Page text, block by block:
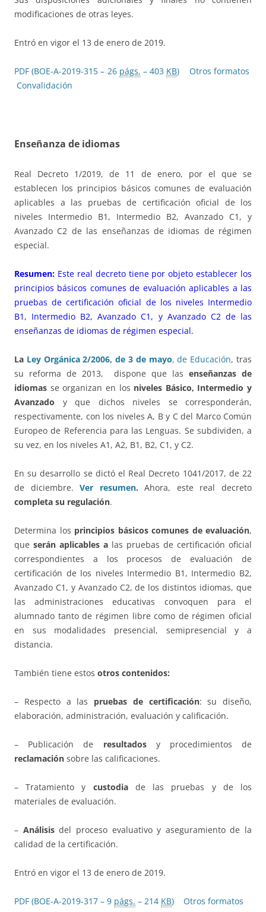
modificaciones de otras leyes.
Entró en vigor el 13 de enero de 2019.
PDF (BOE-A-2019-315 – 26 págs. – 403 KB)
Otros formatos
Convalidación
Enseñanza de idiomas
Real Decreto 1/2019, de 11 de enero, por el que se
establecen los principios básicos comunes de evaluación
aplicables a las pruebas de certificación oficial de los
niveles Intermedio B1, Intermedio B2, Avanzado C1, y
Avanzado C2 de las enseñanzas de idiomas de régimen
especial.
Resumen: Este real decreto tiene por objeto establecer los
principios básicos comunes de evaluación aplicables a las
pruebas de certificación oficial de los niveles Intermedio
B1, Intermedio B2, Avanzado C1, y Avanzado C2 de las
enseñanzas de idiomas de régimen especial.
La Ley Orgánica 2/2006, de 3 de mayo, de Educación, tras
su reforma de 2013, dispone que las enseñanzas de
idiomas se organizan en los niveles Básico, Intermedio y
Avanzado y que dichos niveles se corresponderán,
respectivamente, con los niveles A, B y C del Marco Común
Europeo de Referencia para las Lenguas. Se subdividen, a
su vez, en los niveles A1, A2, B1, B2, C1, y C2.
En su desarrollo se dictó el Real Decreto 1041/2017, de 22
de diciembre.Ver resumen. Ahora, este real decreto
completa su regulación.
Determina los principios básicos comunes de evaluación,
que serán aplicables a las pruebas de certificación oficial
correspondientes a los procesos de evaluación de
certificación de los niveles Intermedio B1, Intermedio B2,
Avanzado C1, y Avanzado C2, de los distintos idiomas, que
las administraciones educativas convoquen para el
alumnado tanto de régimen libre como de régimen oficial
en sus modalidades presencial, semipresencial y a
distancia.
También tiene estos otros contenidos:
– Respecto a las pruebas de certificación: su diseño,
elaboración, administración, evaluación y calificación.
– Publicación de resultadosy procedimientos de
reclamación sobre las calificaciones.
– Tratamiento y custodiade las pruebas y de los
materiales de evaluación.
– Análisisdel proceso evaluativo y aseguramiento de la
calidad de la certificación.
Entró en vigor el 13 de enero de 2019.
PDF (BOE-A-2019-317 – 9 págs. – 214 KB) Otros formatos